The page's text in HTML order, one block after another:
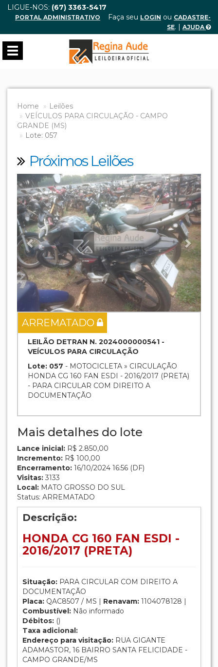
LIGUE-NOS: (67) 3363-5417
PORTAL ADMINISTRATIVO Faça seu LOGIN ou CADASTRE-
SE. | AJUDA
Toggle
navigation
Home
Leilões
VEÍCULOS PARA CIRCULAÇÃO - CAMPO
GRANDE (MS)
Lote: 057
Próximos Leilões
Previous Next
ARREMATADO
LEILÃO DETRAN N. 2024000000541 -
VEÍCULOS PARA CIRCULAÇÃO
Lote: 057 - MOTOCICLETA » CIRCULAÇÃO
HONDA CG 160 FAN ESDI - 2016/2017 (PRETA)
- PARA CIRCULAR COM DIREITO A
DOCUMENTAÇÃO
Mais detalhes do lote
Lance inicial: R$ 2.850,00
Incremento: R$ 100,00
Encerramento: 16/10/2024 16:56 (DF)
Visitas: 3133
Local: MATO GROSSO DO SUL
Status: ARREMATADO
Descrição:
HONDA CG 160 FAN ESDI -
2016/2017 (PRETA)
Situação: PARA CIRCULAR COM DIREITO A
DOCUMENTAÇÃO
Placa: QAC8507 / MS | Renavam: 1104078128 |
Combustível: Não informado
Débitos: ()
Taxa adicional:
Endereço para visitação: RUA GIGANTE
ADAMASTOR, 16 BAIRRO SANTA FELICIDADE -
CAMPO GRANDE/MS